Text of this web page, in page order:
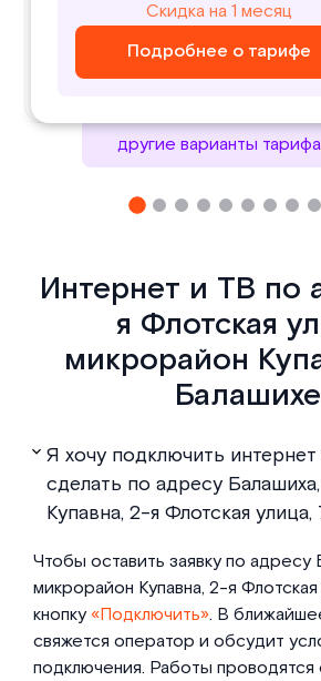
Скидка на 1 месяц
Подробнее о тарифе
Скидка на 1 месяц
Подробнее о тарифе
₽/ месяц
Подробнее о тарифе
₽/ месяц
Подробнее о тарифе
другие варианты тарифа
Интернет и ТВ по
я Флотская
микрорайон
Балашихе
Я хочу подключить интернет
сделать по адресу
Купавна, 2-я Флотская улица,
Чтобы оставить заявку по адресу
микрорайон Купавна, 2-я Флотская
кнопку«Подключить». В
свяжется оператор и обсудит
подключения. Работы